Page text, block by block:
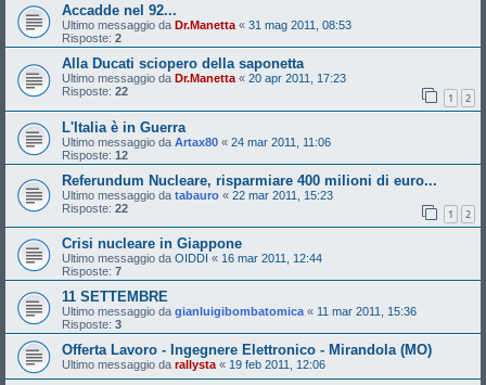
Accadde nel 92...
Ultimo messaggio da Dr.Manetta « 31 mag 2011, 08:53
Risposte: 2
Alla Ducati sciopero della saponetta
Ultimo messaggio da Dr.Manetta « 20 apr 2011, 17:23
Risposte: 22 1 2
L'Italia è in Guerra
Ultimo messaggio da Artax80 « 24 mar 2011, 11:06
Risposte: 12
Referundum Nucleare, risparmiare 400 milioni di euro...
Ultimo messaggio da tabauro « 22 mar 2011, 15:23
Risposte: 22 1 2
Crisi nucleare in Giappone
Ultimo messaggio da OIDDI « 16 mar 2011, 12:44
Risposte: 7
11 SETTEMBRE
Ultimo messaggio da gianluigibombatomica « 11 mar 2011, 15:36
Risposte: 3
Offerta Lavoro - Ingegnere Elettronico - Mirandola (MO)
Ultimo messaggio da rallysta « 19 feb 2011, 12:06